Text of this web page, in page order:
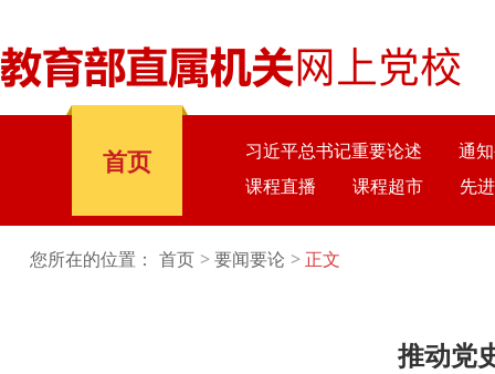
首页 习近平总书记重要论述
通
课程直播
课程超市 先
您所在的位置： 首页 要闻要论 正文
推动党